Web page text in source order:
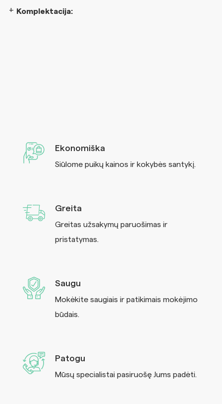
Komplektacija:
Ekonomiška
Siūlome puikų kainos ir kokybės santykį.
Greita
Greitas užsakymų paruošimas ir
pristatymas.
Saugu
Mokėkite saugiais ir patikimais mokėjimo
būdais.
Patogu
Mūsų specialistai pasiruošę Jums padėti.